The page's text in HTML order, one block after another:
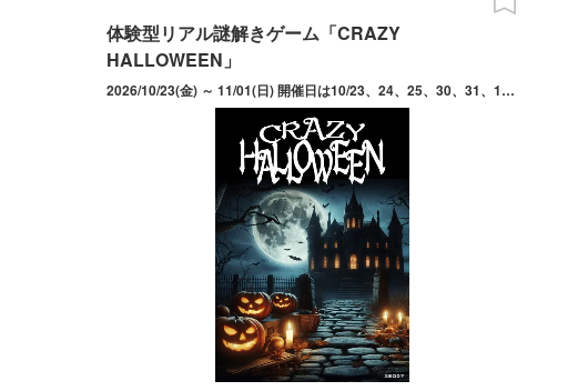
体験型リアル謎解きゲーム「CRAZY
HALLOWEEN」
2026/10/23(金) ～ 11/01(日) 開催日は10/23、24、25、30、31、11/1。開催時間は金曜日は1930～、土日は10:00～・13:00～・16:00～・19:00～。